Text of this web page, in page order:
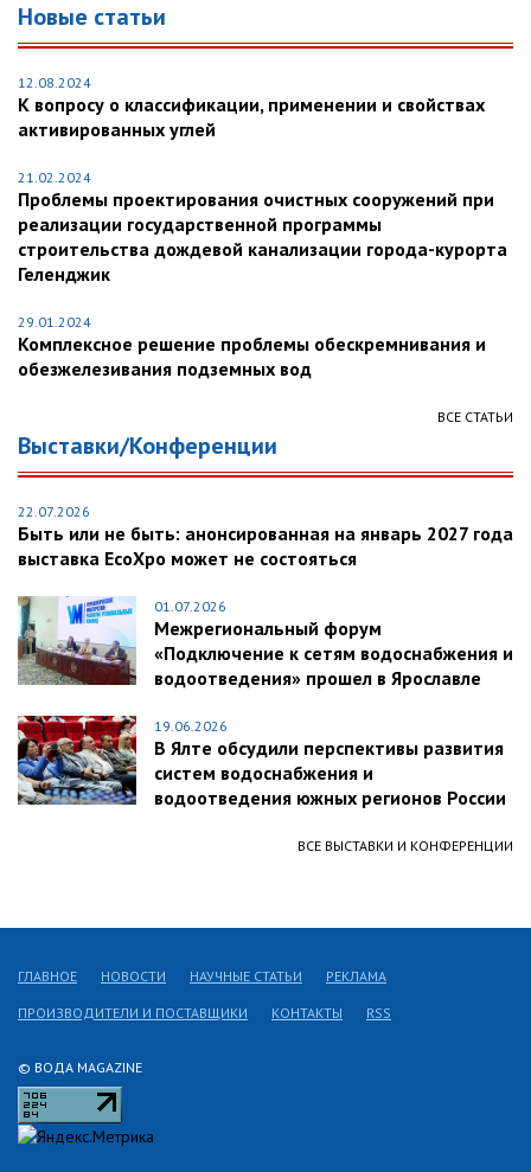
Новые статьи
12.08.2024
К вопросу о классификации, применении и свойствах
активированных углей
21.02.2024
Проблемы проектирования очистных сооружений при
реализации государственной программы
строительства дождевой канализации города-курорта
Геленджик
29.01.2024
Комплексное решение проблемы обескремнивания и
обезжелезивания подземных вод
ВСЕ СТАТЬИ
Выставки/Конференции
22.07.2026
Быть или не быть: анонсированная на январь 2027 года
выставка EcoXpo может не состояться
01.07.2026
Межрегиональный форум
«Подключение к сетям водоснабжения и
водоотведения» прошел в Ярославле
19.06.2026
В Ялте обсудили перспективы развития
систем водоснабжения и
водоотведения южных регионов России
ВСЕ ВЫСТАВКИ И КОНФЕРЕНЦИИ
© ВОДА MAGAZINE
ГЛАВНОЕ НОВОСТИ НАУЧНЫЕ СТАТЬИ РЕКЛАМА
ПРОИЗВОДИТЕЛИ И ПОСТАВЩИКИ КОНТАКТЫ RSS